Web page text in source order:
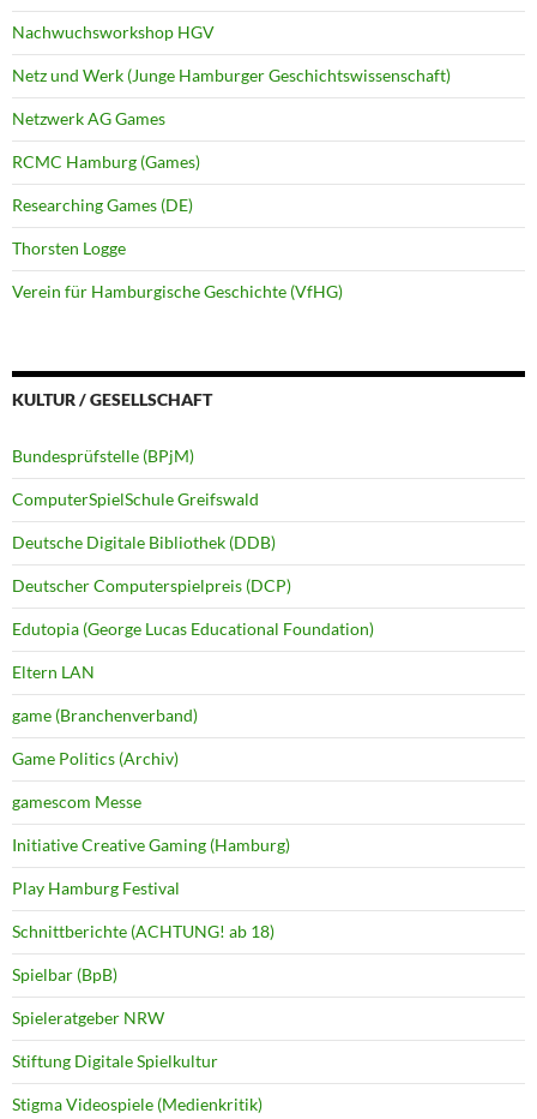
Nachwuchsworkshop HGV
Netz und Werk (Junge Hamburger Geschichtswissenschaft)
Netzwerk AG Games
RCMC Hamburg (Games)
Researching Games (DE)
Thorsten Logge
Verein für Hamburgische Geschichte (VfHG)
KULTUR / GESELLSCHAFT
Bundesprüfstelle (BPjM)
ComputerSpielSchule Greifswald
Deutsche Digitale Bibliothek (DDB)
Deutscher Computerspielpreis (DCP)
Edutopia (George Lucas Educational Foundation)
Eltern LAN
game (Branchenverband)
Game Politics (Archiv)
gamescom Messe
Initiative Creative Gaming (Hamburg)
Play Hamburg Festival
Schnittberichte (ACHTUNG! ab 18)
Spielbar (BpB)
Spieleratgeber NRW
Stiftung Digitale Spielkultur
Stigma Videospiele (Medienkritik)